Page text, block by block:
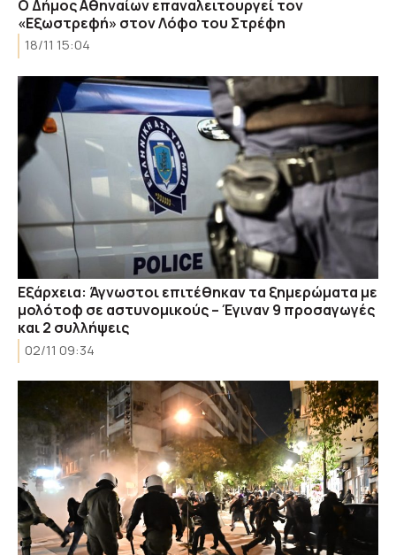
Ο Δήμος Αθηναίων επαναλειτουργεί τον
«Εξωστρεφή» στον Λόφο του Στρέφη
18/11 15:04
Εξάρχεια: Άγνωστοι επιτέθηκαν τα ξημερώματα με
μολότοφ σε αστυνομικούς – Έγιναν 9 προσαγωγές
και 2 συλλήψεις
02/11 09:34